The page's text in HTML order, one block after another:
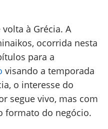
à Grécia. A
ocorrida nesta
para a
visando a temporada
o interesse do
segue vivo, mas com
formato do negócio.